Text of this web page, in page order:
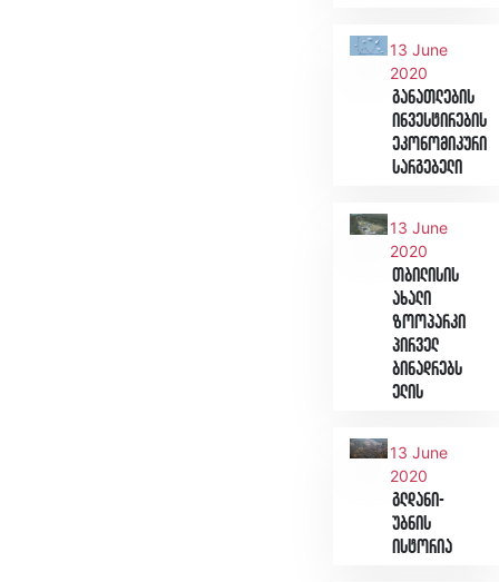
13 June
2020
განათლების
ინვესტირების
ეკონომიკური
სარგებელი
13 June
2020
თბილისის
ახალი
ზოოპარკი
პირველ
ბინადრებს
ელის
13 June
2020
გლდანი-
უბნის
ისტორია